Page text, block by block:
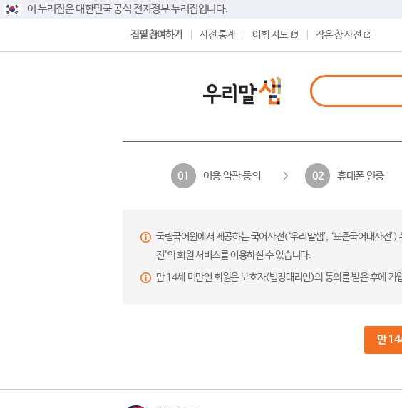
이 누리집은 대한민국 공식 전자정부 누리집입니다.
집필 참여하기 사전 통계 어휘 지도 작은 창 사전
01 이용 약관 동의 02 휴대폰 인증
국립국어원에서 제공하는 국어사전(‘우리말샘’, ‘표준국어대사전
전’의 회원 서비스를 이용하실 수 있습니다.
만 14세 미만인 회원은 보호자(법정대리인)의 동의를 받은 후에 가
만 14